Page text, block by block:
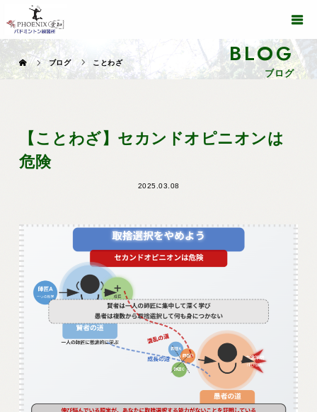
BLOG
ブログ
ブログ ことわざ
【ことわざ】セカンドオピニオンは
危険
2025.03.08